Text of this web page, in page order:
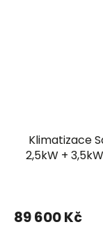
Klimatizace
2,5kW +
89 600 Kč